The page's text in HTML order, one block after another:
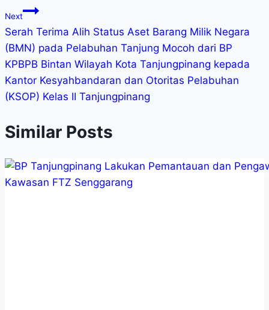
Next
Serah Terima Alih Status Aset Barang Milik Negara
(BMN) pada Pelabuhan Tanjung Mocoh dari BP
KPBPB Bintan Wilayah Kota Tanjungpinang kepada
Kantor Kesyahbandaran dan Otoritas Pelabuhan
(KSOP) Kelas II Tanjungpinang
Similar Posts